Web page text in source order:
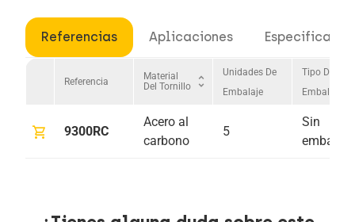
Referencias Aplicaciones
Referencia
Material
Del Tornillo
unfold_more
Unidades De
Embalaje
Tipo De
Embalaje
shopping_cart 9300RC
Acero al
carbono
5
Sin
embalaje